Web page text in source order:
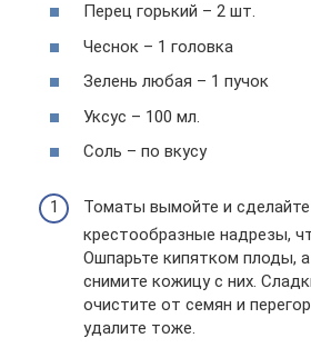
Перец горький – 2 шт.
Чеснок – 1 головка
Зелень любая – 1 пучок
Уксус – 100 мл.
Соль – по вкусу
Томаты вымойте и сделайте
крестообразные надрезы,
Ошпарьте кипятком плоды,
снимите кожицу с них.
очистите от семян и
удалите тоже.